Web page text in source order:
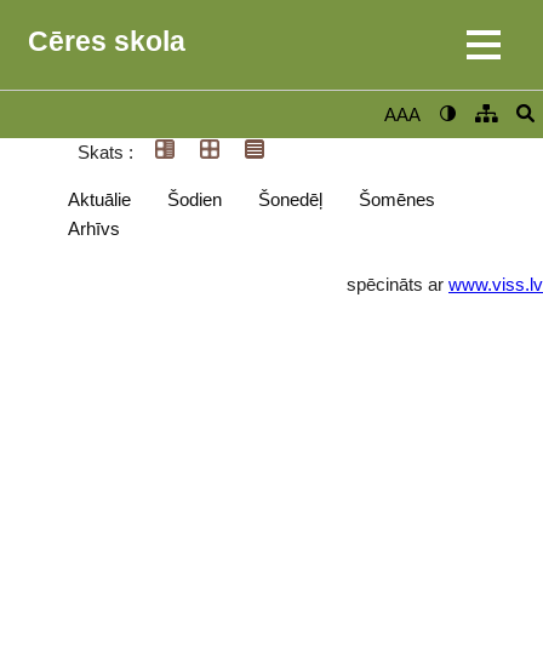
Cēres skola
AAA
Skats :
Aktuālie Šodien Šonedēļ
Šomēnes
Arhīvs
spēcināts ar www.viss.lv